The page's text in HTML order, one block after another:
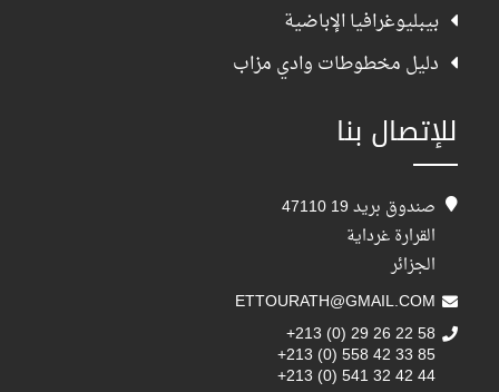
بيبليوغرافيا الإباضية
دليل مخطوطات وادي مزاب
للإتصال بنا
صندوق بريد 19 47110
القرارة غرداية
الجزائر
ETTOURATH@GMAIL.COM
+213 (0) 29 26 22 58
+213 (0) 558 42 33 85
+213 (0) 541 32 42 44